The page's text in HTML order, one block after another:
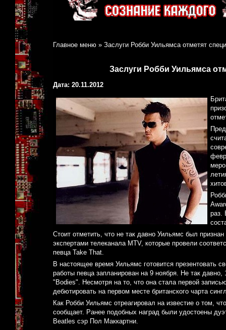
Главное меню » Заслуги Робби Уильямса отметят
Заслуги Робби Уильямса
Дата: 20.11.2012
раз.
Стоит отметить, что не так давно Уильямс был
экспертами телеканала MTV, которые провели
певца Take That.
В настоящее время Уильямс готовится презентовать
работы певца запланирован на 9 ноября. Не так
"Bodies". Несмотря на то, что она стала первой
дебютировать на первом месте британского чарта
Как Робби Уильямс отреагировал на известие о том,
сообщает. Ранее подобных наград были удостоены
Beatles сэр Пол Маккартни.